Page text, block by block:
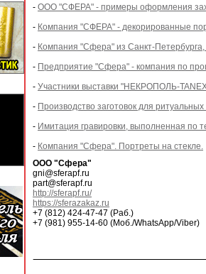
- ООО "СФЕРА" - примеры оформления
- Компания "СФЕРА" - декорированные
- Компания "Сфера" из Санкт-
- Предприятие "Сфера" - компания по
- Участники выставки "НЕКРОПОЛЬ-
- Производство заготовок для
- Имитация гравировки, выполненная по
- Компания "Сфера". Портреты на стекле.
ООО "Сфера"
gni@sferapf.ru
part@sferapf.ru
http://sferapf.ru/
https://sferazakaz.ru
+7 (812) 424-47-47 (Раб.)
+7 (981) 955-14-60 (Моб./WhatsApp/Viber)